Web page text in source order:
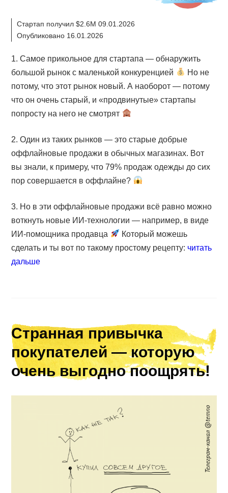
Стартап получил $2.6M 09.01.2026
Опубликовано 16.01.2026
1. Самое прикольное для стартапа — обнаружить
большой рынок с маленькой конкуренцией
Но не
потому, что этот рынок новый. А наоборот — потому
что он очень старый, и «продвинутые» стартапы
попросту на него не смотрят
2. Один из таких рынков — это старые добрые
оффлайновые продажи в обычных магазинах. Вот
вы знали, к примеру, что 79% продаж одежды до сих
пор совершается в оффлайне?
3. Но в эти оффлайновые продажи всё равно можно
воткнуть новые ИИ-технологии — например, в виде
ИИ-помощника продавца
Который можешь
сделать и ты вот по такому простому рецепту: читать
дальше
Странная привычка
покупателей — которую
очень выгодно поощрять!